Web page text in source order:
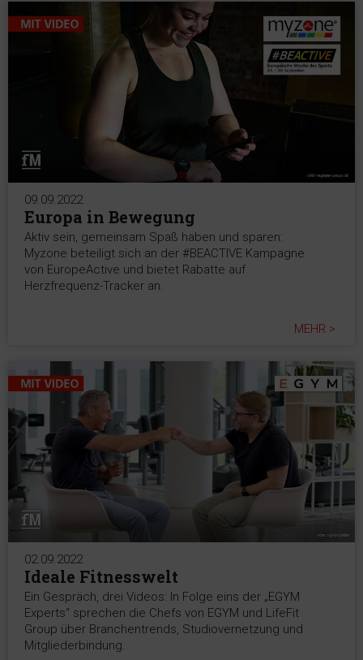
09.09.2022
Europa in Bewegung
Aktiv sein, gemeinsam Spaß haben und sparen:
Myzone beteiligt sich an der #BEACTIVE Kampagne
von EuropeActive und bietet Rabatte auf
Herzfrequenz-Tracker an.
MEHR >
02.09.2022
Ideale Fitnesswelt
Ein Gespräch, drei Videos: In Folge eins der „EGYM
Experts“ sprechen die Chefs von EGYM und LifeFit
Group über Branchentrends, Studiovernetzung und
Mitgliederbindung.